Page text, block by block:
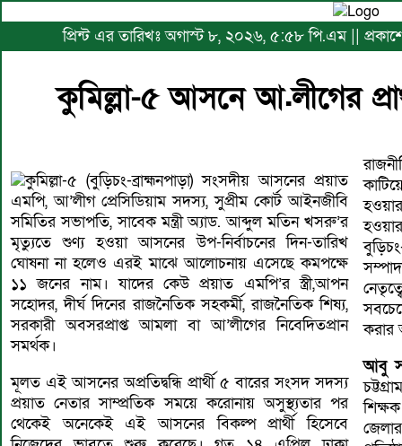
প্রিন্ট এর তারিখঃ অগাস্ট ৮, ২০২৬, ৫:৫৮ পি.এম ||
কুমিল্লা-৫ আসনে আ.লীগের
কুমিল্লা-৫ (বুড়িচং-ব্রাহ্মনপাড়া) সংসদীয় আসনের প্রয়াত
এমপি, আ’লীগ প্রেসিডিয়াম সদস্য, সুপ্রীম কোর্ট আইনজীবি
সমিতির সভাপতি, সাবেক মন্ত্রী অ্যাড. আব্দুল মতিন খসরু’র
মৃত্যুতে শুণ্য হওয়া আসনের উপ-নির্বাচনের দিন-তারিখ
ঘোষনা না হলেও এরই মাঝে আলোচনায় এসেছে কমপক্ষে
১১ জনের নাম। যাদের কেউ প্রয়াত এমপি’র স্ত্রী,আপন
সহোদর, দীর্ঘ দিনের রাজনৈতিক সহকর্মী, রাজনৈতিক শিষ্য,
সরকারী অবসরপ্রাপ্ত আমলা বা আ’লীগের নিবেদিতপ্রান
সমর্থক।
মূলত এই আসনের অপ্রতিদ্বন্ধি প্রার্থী ৫ বারের সংসদ সদস্য
প্রয়াত নেতার সাম্প্রতিক সময়ে করোনায় অসুস্থ্যতার পর
থেকেই অনেকেই এই আসনের বিকল্প প্রার্থী হিসেবে
সম্পাদক,
করার
আবু